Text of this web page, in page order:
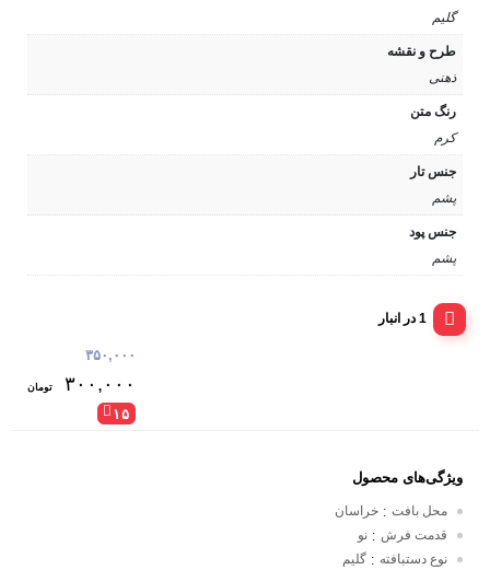
گلیم
طرح و نقشه
ذهنی
رنگ متن
کرم
جنس تار
پشم
جنس پود
پشم
1 در انبار
۳۵۰,۰۰۰
۳۰۰,۰۰۰ تومان
۱۵
ویژگی‌های محصول
محل بافت : خراسان
قدمت فرش : نو
نوع دستبافته : گلیم